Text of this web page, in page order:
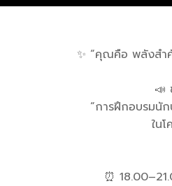
✨ “คุณคือ พลังสำ
📣
“การฝึกอบรมนัก
ใน
⏰